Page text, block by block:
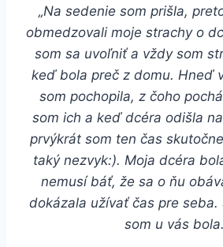
„Na sedenie som prišla,
obmedzovali moje strachy o
som sa uvoľniť a vždy som
keď bola preč z domu. Hneď
som pochopila, z čoho
som ich a keď dcéra odišla
prvýkrát som ten čas
taký nezvyk:). Moja dcéra
nemusí báť, že sa o ňu
dokázala užívať čas pre seba.
som u vás